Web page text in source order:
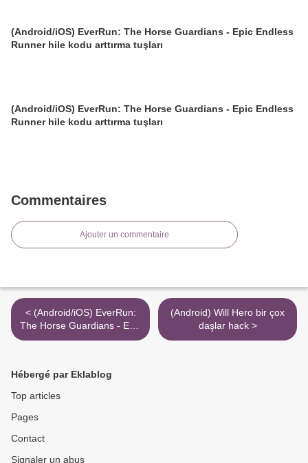
(Android/iOS) EverRun: The Horse Guardians - Epic Endless
Runner hile kodu arttırma tuşları
(Android/iOS) EverRun: The Horse Guardians - Epic Endless
Runner hile kodu arttırma tuşları
Commentaires
Ajouter un commentaire
< (Android/iOS) EverRun:
The Horse Guardians - Epic
Endless Runner hile kodu
(Android) Will Hero bir çox
daşlar hack >
Hébergé par Eklablog
Top articles
Pages
Contact
Signaler un abus